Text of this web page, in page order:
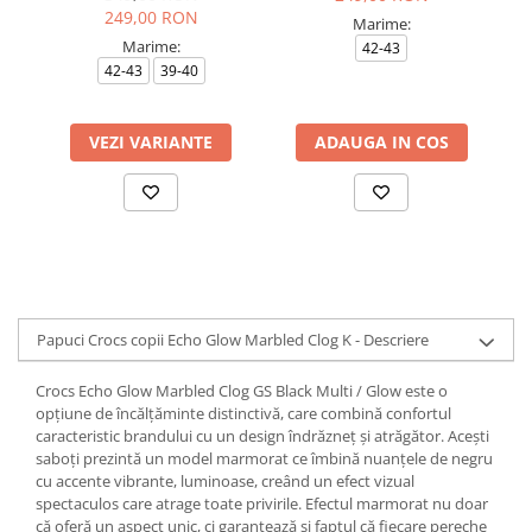
249,00 RON
Marime:
42-43 39-40
VEZI VARIANTE
Marime:
42-43
ADAUGA IN COS
Papuci Crocs copii Echo Glow Marbled Clog K - Descriere
Crocs Echo Glow Marbled Clog GS Black Multi / Glow este o
opțiune de încălțăminte distinctivă, care combină confortul
caracteristic brandului cu un design îndrăzneț și atrăgător. Acești
saboți prezintă un model marmorat ce îmbină nuanțele de negru
cu accente vibrante, luminoase, creând un efect vizual
spectaculos care atrage toate privirile. Efectul marmorat nu doar
că oferă un aspect unic, ci garantează și faptul că fiecare pereche